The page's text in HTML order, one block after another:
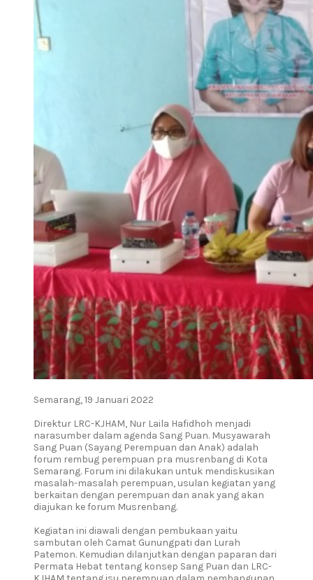
Semarang, 19 Januari 2022
Direktur LRC-KJHAM, Nur Laila Hafidhoh menjadi
narasumber dalam agenda Sang Puan. Musyawarah
Sang Puan (Sayang Perempuan dan Anak) adalah
forum rembug perempuan pra musrenbang di Kota
Semarang. Forum ini dilakukan untuk mendiskusikan
masalah-masalah perempuan, usulan kegiatan yang
berkaitan dengan perempuan dan anak yang akan
diajukan ke forum Musrenbang.
Kegiatan ini diawali dengan pembukaan yaitu
sambutan oleh Camat Gunungpati dan Lurah
Patemon. Kemudian dilanjutkan dengan paparan dari
Permata Hebat tentang konsep Sang Puan dan LRC-